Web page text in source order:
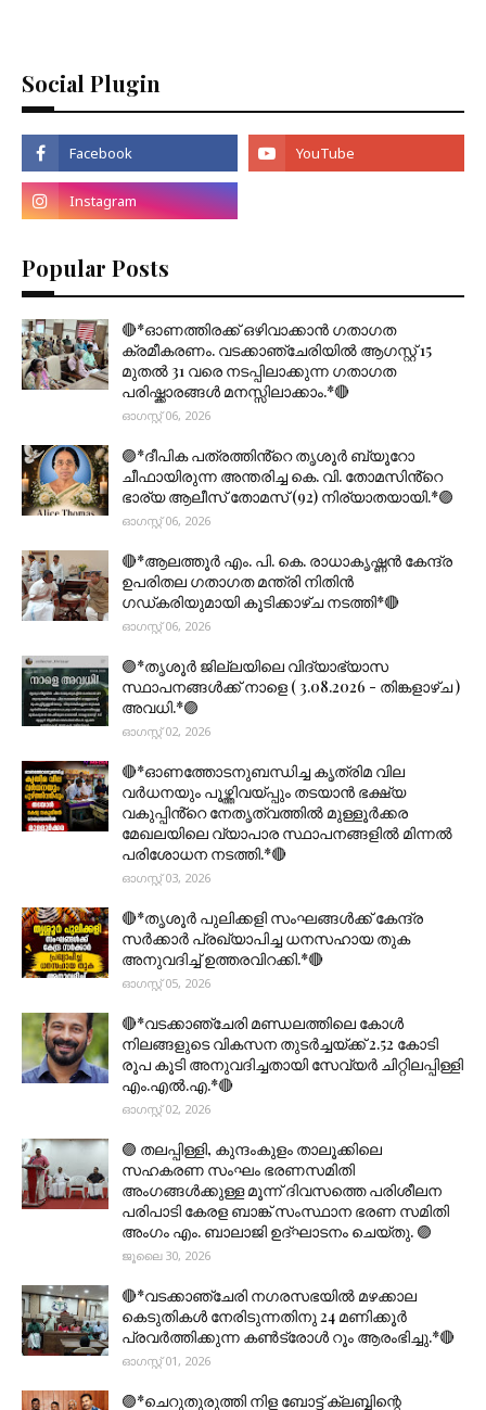
Social Plugin
Popular Posts
🔴*ഓണത്തിരക്ക് ഒഴിവാക്കാൻ ഗതാഗത
ക്രമീകരണം. വടക്കാഞ്ചേരിയിൽ ആഗസ്റ്റ് 15
മുതല്‍ 31 വരെ നടപ്പിലാക്കുന്ന ഗതാഗത
പരിഷ്ക്കാരങ്ങൾ മനസ്സിലാക്കാം.*🔴
ഓഗസ്റ്റ് 06, 2026
🟣*ദീപിക പത്രത്തിൻ്റെ തൃശൂർ ബ്യൂറോ
ചീഫായിരുന്ന അന്തരിച്ച കെ. വി. തോമസിൻ്റെ
ഭാര്യ ആലീസ് തോമസ് (92) നിര്യാതയായി.*🟣
ഓഗസ്റ്റ് 06, 2026
🔴*ആലത്തൂർ എം. പി. കെ. രാധാകൃഷ്ണൻ കേന്ദ്ര
ഉപരിതല ഗതാഗത മന്ത്രി നിതിൻ
ഗഡ്കരിയുമായി കൂടിക്കാഴ്ച നടത്തി*🔴
ഓഗസ്റ്റ് 06, 2026
🟣*തൃശൂര്‍ ജില്ലയിലെ വിദ്യാഭ്യാസ
സ്ഥാപനങ്ങൾക്ക് നാളെ ( 3.08.2026 - തിങ്കളാഴ്ച )
അവധി.*🟣
ഓഗസ്റ്റ് 02, 2026
🔴*ഓണത്തോടനുബന്ധിച്ച കൃത്രിമ വില
വർധനയും പൂഴ്ത്തിവയ്പ്പും തടയാൻ ഭക്ഷ്യ
വകുപ്പിൻ്റെ നേതൃത്വത്തിൽ മുള്ളൂർക്കര
മേഖലയിലെ വ്യാപാര സ്ഥാപനങ്ങളിൽ മിന്നൽ
പരിശോധന നടത്തി.*🔴
ഓഗസ്റ്റ് 03, 2026
🔴*തൃശൂര്‍ പുലിക്കളി സംഘങ്ങള്‍ക്ക് കേന്ദ്ര
സര്‍ക്കാര്‍ പ്രഖ്യാപിച്ച ധനസഹായ തുക
അനുവദിച്ച് ഉത്തരവിറക്കി.*🔴
ഓഗസ്റ്റ് 05, 2026
🔴*വടക്കാഞ്ചേരി മണ്ഡലത്തിലെ കോൾ
നിലങ്ങളുടെ വികസന തുടർച്ചയ്ക്ക് 2.52 കോടി
രൂപ കൂടി അനുവദിച്ചതായി സേവ്യർ ചിറ്റിലപ്പിള്ളി
എം.എൽ.എ.*🔴
ഓഗസ്റ്റ് 02, 2026
🟣 തലപ്പിള്ളി, കുന്ദംകുളം താലൂക്കിലെ
സഹകരണ സംഘം ഭരണസമിതി
അംഗങ്ങൾക്കുള്ള മൂന്ന് ദിവസത്തെ പരിശീലന
പരിപാടി കേരള ബാങ്ക് സംസ്ഥാന ഭരണ സമിതി
അംഗം എം. ബാലാജി ഉദ്ഘാടനം ചെയ്തു. 🟣
ജൂലൈ 30, 2026
🔴*വടക്കാഞ്ചേരി നഗരസഭയിൽ മഴക്കാല
കെടുതികൾ നേരിടുന്നതിനു 24 മണിക്കൂർ
പ്രവർത്തിക്കുന്ന കൺട്രോൾ റൂം ആരംഭിച്ചു.*🔴
ഓഗസ്റ്റ് 01, 2026
🟣*ചെറുതുരുത്തി നിള ബോട്ട് ക്ലബ്ബിന്റെ